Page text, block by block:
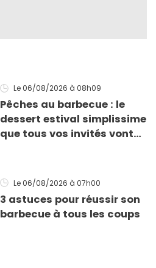
Le 06/08/2026 à 08h09
Pêches au barbecue : le
dessert estival simplissime
que tous vos invités vont
Le 06/08/2026 à 07h00
3 astuces pour réussir son
barbecue à tous les coups